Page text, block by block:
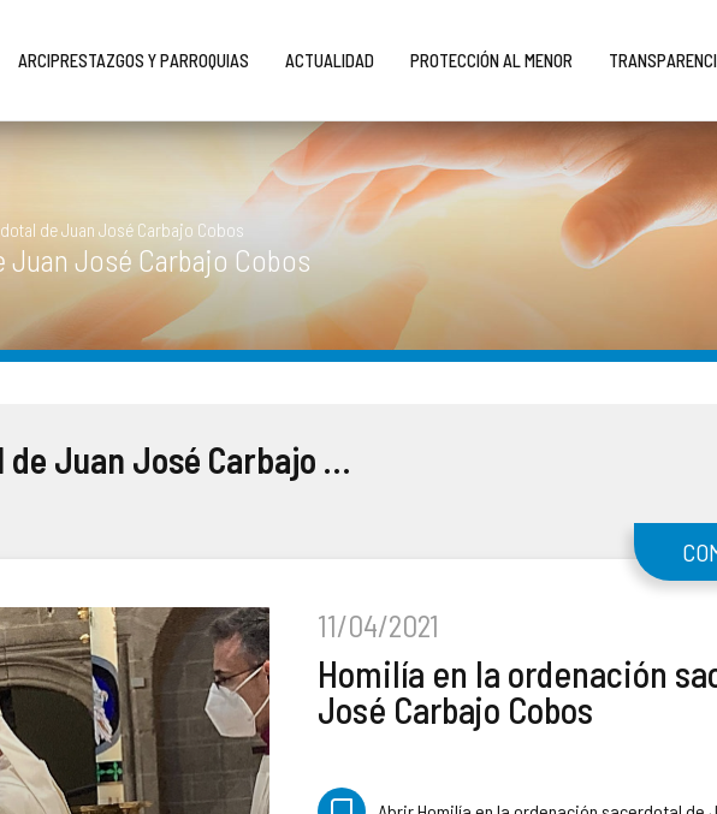
ARCIPRESTAZGOS Y PARROQUIAS ACTUALIDAD PROTECCIÓN AL MENOR
de Juan José Carbajo Cobos
José Carbajo Cobos
Homilía en la ordenación sacerdotal de Juan José Carbajo Cobos
11/04/2021
Homilía en la ordenación
José Carbajo Cobos